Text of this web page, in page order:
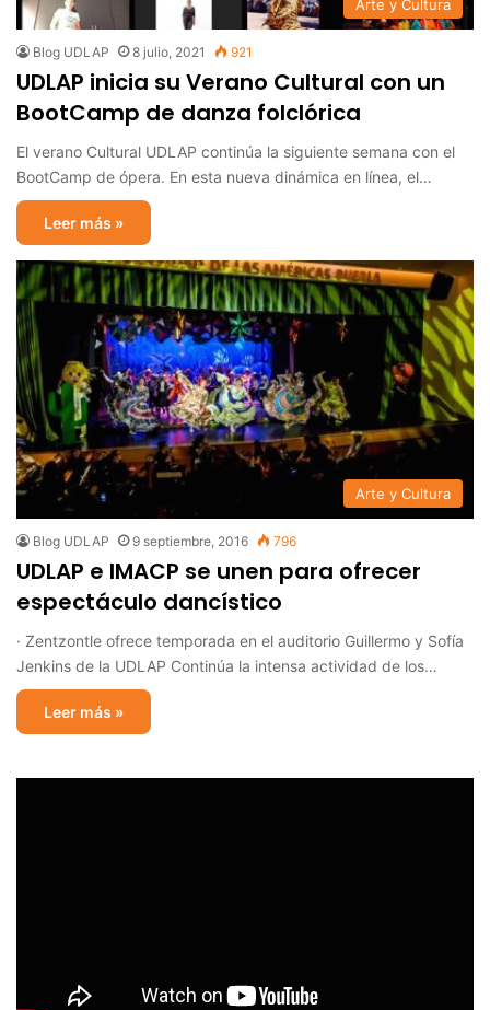
Arte y Cultura
Blog UDLAP 8 julio, 2021 921
UDLAP inicia su Verano Cultural con un
BootCamp de danza folclórica
El verano Cultural UDLAP continúa la siguiente semana con el
BootCamp de ópera. En esta nueva dinámica en línea, el…
Leer más »
Arte y Cultura
Blog UDLAP 9 septiembre, 2016 796
UDLAP e IMACP se unen para ofrecer
espectáculo dancístico
· Zentzontle ofrece temporada en el auditorio Guillermo y Sofía
Jenkins de la UDLAP Continúa la intensa actividad de los…
Leer más »